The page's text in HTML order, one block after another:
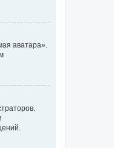
аватара».